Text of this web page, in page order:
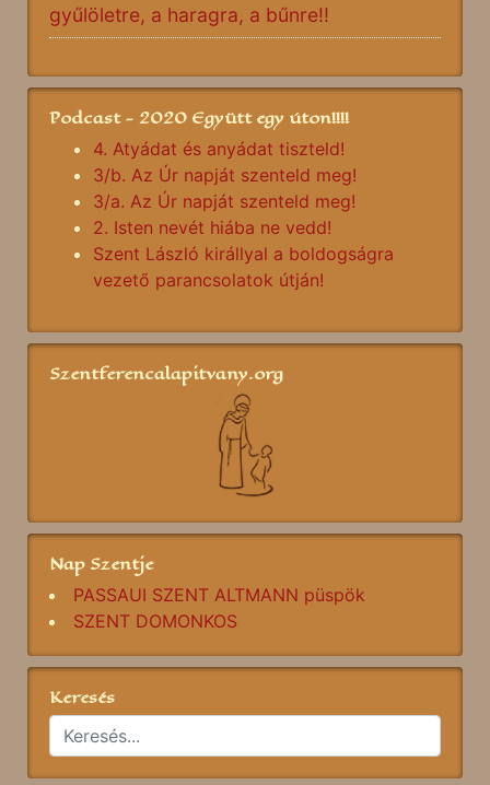
gyűlöletre, a haragra, a bűnre!!
Podcast - 2020 Együtt egy úton!!!!
4. Atyádat és anyádat tiszteld!
3/b. Az Úr napját szenteld meg!
3/a. Az Úr napját szenteld meg!
2. Isten nevét hiába ne vedd!
Szent László királlyal a boldogságra
vezető parancsolatok útján!
Szentferencalapitvany.org
Nap Szentje
PASSAUI SZENT ALTMANN püspök
SZENT DOMONKOS
Keresés